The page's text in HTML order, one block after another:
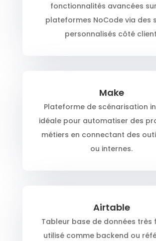
fonctionnalités avancées
plateformes NoCode via des
personnalisés côté
Make
Plateforme de scénarisation
idéale pour automatiser des
métiers en connectant des
ou internes.
Airtable
Tableur base de données très
utilisé comme backend ou